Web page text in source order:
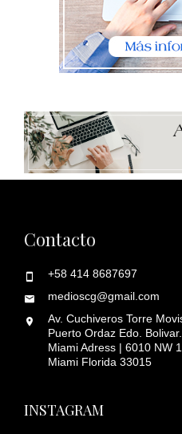
Contacto
+58 414 8687697
medioscg@gmail.com
Av. Cuchiveros Torre
Puerto Ordaz Edo.
Miami Adress | 6010 NW
Miami Florida 33015
INSTAGRAM